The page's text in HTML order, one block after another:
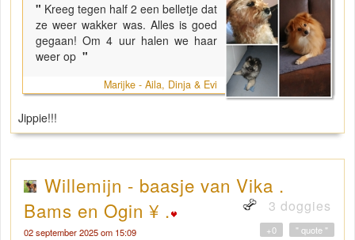
" Kreeg tegen half 2 een belletje dat
ze weer wakker was. Alles is goed
gegaan! Om 4 uur halen we haar
weer op "
Marijke - Aila, Dinja & Evi
Jippie!!!
Willemijn - baasje van Vika .
Bams en Ogin ¥ .
3 doggies
02 september 2025 om 15:09 " quote "
+0